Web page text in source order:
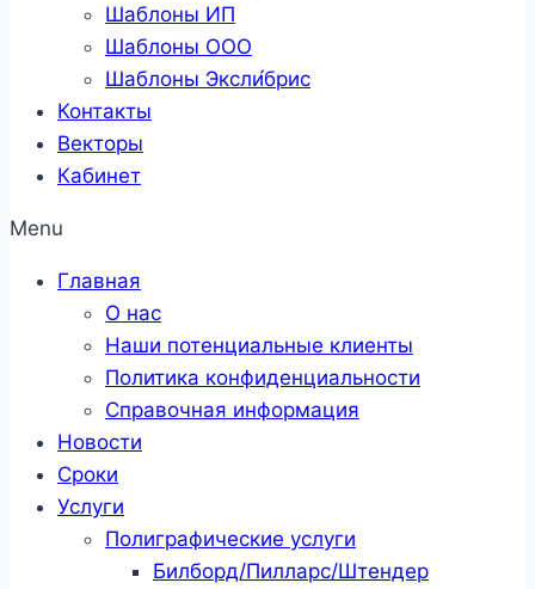
Шаблоны ИП
Шаблоны ООО
Шаблоны Эксли́брис
Контакты
Векторы
Кабинет
Menu
Главная
О нас
Наши потенциальные клиенты
Политика конфиденциальности
Справочная информация
Новости
Сроки
Услуги
Полиграфические услуги
Билборд/Пилларс/Штендер